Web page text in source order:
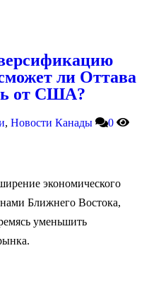
ли Оттава
от США?
, Новости Канады
0
экономического
Ближнего Востока,
уменьшить